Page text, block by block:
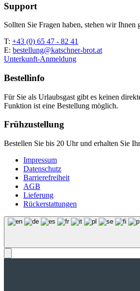
Support
Sollten Sie Fragen haben, stehen wir Ihnen
T: +43 (0) 65 47 - 82 41
E: bestellung@katschner-brot.at
Unterkunft-Anmeldung
Bestellinfo
Für Sie als Urlaubsgast gibt es keinen
Funktion ist eine Bestellung möglich.
Frühzustellung
Bestellen Sie bis 20 Uhr und erhalten Sie
Impressum
Datenschutz
Barrierefreiheit
AGB
Lieferung
Rückerstattungen